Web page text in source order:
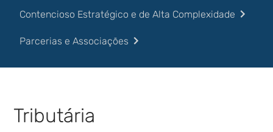
Contencioso Estratégico e de Alta Complexidade
Parcerias e Associações
Tributária